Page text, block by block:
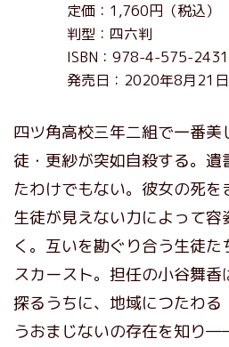
定価：1,760円（税込）
判型：四六判
ISBN：978-4-575-
発売日：2020年8月21日
四ツ角高校三年二組で一番美
徒・更紗が突如自殺する。遺
たわけでもない。彼女の死
生徒が見えない力によって容
く。互いを勘ぐり合う生徒
スカースト。担任の小谷舞香
探るうちに、地域につたわる
うおまじないの存在を知り